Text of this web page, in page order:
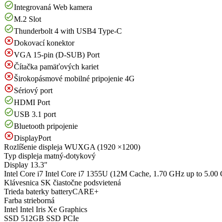
Integrovaná Web kamera
M.2 Slot
Thunderbolt 4 with USB4 Type-C
Dokovací konektor
VGA 15-pin (D-SUB) Port
Čítačka pamäťových kariet
Širokopásmové mobilné pripojenie 4G
Sériový port
HDMI Port
USB 3.1 port
Bluetooth pripojenie
DisplayPort
Rozlíšenie displeja WUXGA (1920 ×1200)
Typ displeja matný-dotykový
Display 13.3"
Intel Core i7 Intel Core i7 1355U (12M Cache, 1.70 GHz up to 5.00
Klávesnica SK čiastočne podsvietená
Trieda baterky batteryCARE+
Farba strieborná
Intel Intel Iris Xe Graphics
SSD 512GB SSD PCIe